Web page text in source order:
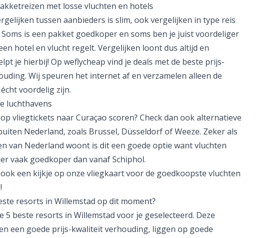
met losse vluchten en hotels
tussen aanbieders is slim, ook vergelijken in type reis
is een pakket goedkoper en soms ben je juist voordeliger
hotel en vlucht regelt. Vergelijken loont dus altijd en
je hierbij! Op weflycheap vind je deals met de beste prijs-
Wij speuren het internet af en verzamelen alleen de
voordelig zijn.
luchthavens
vliegtickets naar Curaçao scoren? Check dan ook alternatieve
Nederland, zoals Brussel, Düsseldorf of Weeze. Zeker als
van Nederland woont is dit een goede optie want vluchten
vaak goedkoper dan vanaf Schiphol.
een kijkje op onze vliegkaartvoor de goedkoopste vluchten
resorts in Willemstad op dit moment?
5 beste resorts in Willemstad voor je geselecteerd. Deze
een goede prijs-kwaliteit verhouding, liggen op goede